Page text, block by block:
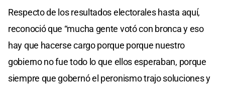
Respecto de los resultados electorales hasta aquí,
reconoció que “mucha gente votó con bronca y eso
hay que hacerse cargo porque porque nuestro
gobierno no fue todo lo que ellos esperaban, porque
siempre que gobernó el peronismo trajo soluciones y